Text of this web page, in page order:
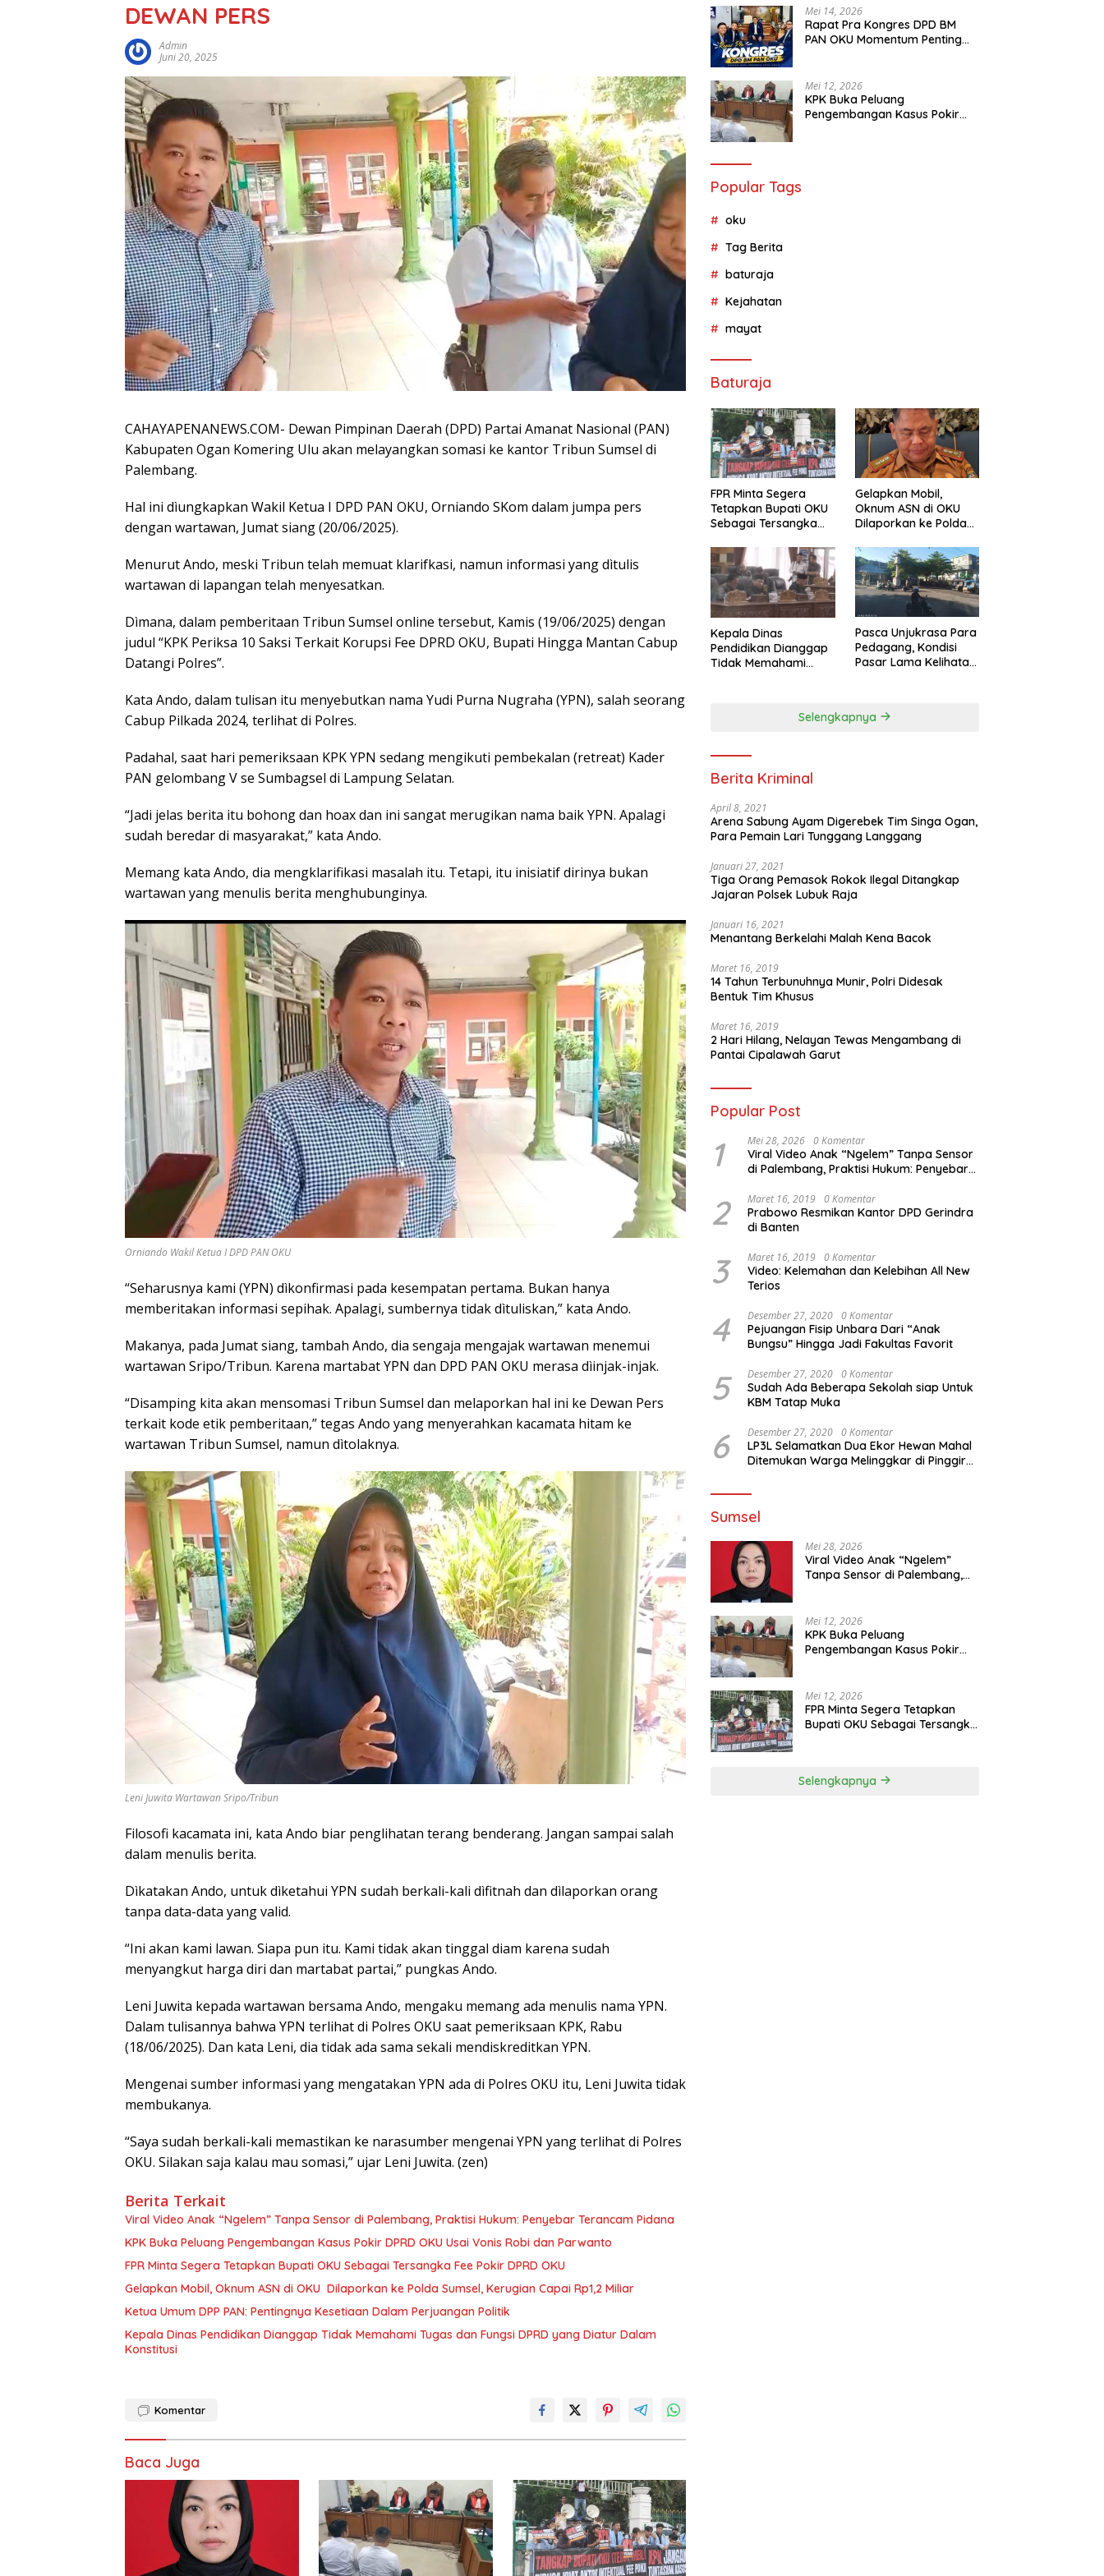
DEWAN PERS
Admin
Juni 20, 2025
CAHAYAPENANEWS.COM- Dewan Pimpinan Daerah (DPD) Partai Amanat Nasional (PAN)
Kabupaten Ogan Komering Ulu akan melayangkan somasi ke kantor Tribun Sumsel di
Palembang.
Hal ini dìungkapkan Wakil Ketua I DPD PAN OKU, Orniando SKom dalam jumpa pers
dengan wartawan, Jumat siang (20/06/2025).
Menurut Ando, meski Tribun telah memuat klarifkasi, namun informasi yang dìtulis
wartawan di lapangan telah menyesatkan.
Dìmana, dalam pemberitaan Tribun Sumsel online tersebut, Kamis (19/06/2025) dengan
judul “KPK Periksa 10 Saksi Terkait Korupsi Fee DPRD OKU, Bupati Hingga Mantan Cabup
Datangi Polres”.
Kata Ando, dalam tulisan itu menyebutkan nama Yudi Purna Nugraha (YPN), salah seorang
Cabup Pilkada 2024, terlihat di Polres.
Padahal, saat hari pemeriksaan KPK YPN sedang mengikuti pembekalan (retreat) Kader
PAN gelombang V se Sumbagsel di Lampung Selatan.
“Jadi jelas berita itu bohong dan hoax dan ini sangat merugikan nama baik YPN. Apalagi
sudah beredar di masyarakat,” kata Ando.
Memang kata Ando, dia mengklarifikasi masalah itu. Tetapi, itu inisiatif dirinya bukan
wartawan yang menulis berita menghubunginya.
Orniando Wakil Ketua I DPD PAN OKU
“Seharusnya kami (YPN) dìkonfirmasi pada kesempatan pertama. Bukan hanya
memberitakan informasi sepihak. Apalagi, sumbernya tidak dìtuliskan,” kata Ando.
Makanya, pada Jumat siang, tambah Ando, dia sengaja mengajak wartawan menemui
wartawan Sripo/Tribun. Karena martabat YPN dan DPD PAN OKU merasa dìinjak-injak.
“Disamping kita akan mensomasi Tribun Sumsel dan melaporkan hal ini ke Dewan Pers
terkait kode etik pemberitaan,” tegas Ando yang menyerahkan kacamata hitam ke
wartawan Tribun Sumsel, namun dìtolaknya.
Leni Juwita Wartawan Sripo/Tribun
Filosofi kacamata ini, kata Ando biar penglihatan terang benderang. Jangan sampai salah
dalam menulis berita.
Dìkatakan Ando, untuk dìketahui YPN sudah berkali-kali dìfitnah dan dìlaporkan orang
tanpa data-data yang valid.
“Ini akan kami lawan. Siapa pun itu. Kami tidak akan tinggal diam karena sudah
menyangkut harga diri dan martabat partai,” pungkas Ando.
Leni Juwita kepada wartawan bersama Ando, mengaku memang ada menulis nama YPN.
Dalam tulisannya bahwa YPN terlihat di Polres OKU saat pemeriksaan KPK, Rabu
(18/06/2025). Dan kata Leni, dia tidak ada sama sekali mendiskreditkan YPN.
Mengenai sumber informasi yang mengatakan YPN ada di Polres OKU itu, Leni Juwita tidak
membukanya.
“Saya sudah berkali-kali memastikan ke narasumber mengenai YPN yang terlihat di Polres
OKU. Silakan saja kalau mau somasi,” ujar Leni Juwita. (zen)
Berita Terkait
Viral Video Anak “Ngelem” Tanpa Sensor di Palembang, Praktisi Hukum: Penyebar Terancam Pidana
KPK Buka Peluang Pengembangan Kasus Pokir DPRD OKU Usai Vonis Robi dan Parwanto
FPR Minta Segera Tetapkan Bupati OKU Sebagai Tersangka Fee Pokir DPRD OKU
Gelapkan Mobil, Oknum ASN di OKU Dilaporkan ke Polda Sumsel, Kerugian Capai Rp1,2 Miliar
Ketua Umum DPP PAN: Pentingnya Kesetiaan Dalam Perjuangan Politik
Kepala Dinas Pendidikan Dianggap Tidak Memahami Tugas dan Fungsi DPRD yang Diatur Dalam
Konstitusi
Komentar
Baca Juga
Mei 14, 2026
Rapat Pra Kongres DPD BM
PAN OKU Momentum Penting
Mei 12, 2026
KPK Buka Peluang
Pengembangan Kasus Pokir
Popular Tags
oku
Tag Berita
baturaja
Kejahatan
mayat
Baturaja
FPR Minta Segera
Tetapkan Bupati OKU
Sebagai Tersangka
Gelapkan Mobil,
Oknum ASN di OKU
Dilaporkan ke Polda
Capai Rp1,2 Miliar
Kepala Dinas
Pendidikan Dianggap
Tidak Memahami
Pasca Unjukrasa Para
Pedagang, Kondisi
Pasar Lama Kelihatan
Selengkapnya
Berita Kriminal
April 8, 2021
Arena Sabung Ayam Digerebek Tim Singa Ogan,
Para Pemain Lari Tunggang Langgang
Januari 27, 2021
Tiga Orang Pemasok Rokok Ilegal Ditangkap
Jajaran Polsek Lubuk Raja
Januari 16, 2021
Menantang Berkelahi Malah Kena Bacok
Maret 16, 2019
14 Tahun Terbunuhnya Munir, Polri Didesak
Bentuk Tim Khusus
Maret 16, 2019
2 Hari Hilang, Nelayan Tewas Mengambang di
Pantai Cipalawah Garut
Popular Post
1 Mei 28, 2026 0 Komentar
Viral Video Anak “Ngelem” Tanpa Sensor
di Palembang, Praktisi Hukum: Penyebar
2 Maret 16, 2019 0 Komentar
Prabowo Resmikan Kantor DPD Gerindra
di Banten
3 Maret 16, 2019 0 Komentar
Video: Kelemahan dan Kelebihan All New
Terios
4 Desember 27, 2020 0 Komentar
Pejuangan Fisip Unbara Dari “Anak
Bungsu” Hingga Jadi Fakultas Favorit
5 Desember 27, 2020 0 Komentar
Sudah Ada Beberapa Sekolah siap Untuk
KBM Tatap Muka
6 Desember 27, 2020 0 Komentar
LP3L Selamatkan Dua Ekor Hewan Mahal
Ditemukan Warga Melinggkar di Pinggir
Sumsel
Mei 28, 2026
Viral Video Anak “Ngelem”
Tanpa Sensor di Palembang,
Mei 12, 2026
KPK Buka Peluang
Pengembangan Kasus Pokir
Mei 12, 2026
FPR Minta Segera Tetapkan
Bupati OKU Sebagai Tersangka
Selengkapnya